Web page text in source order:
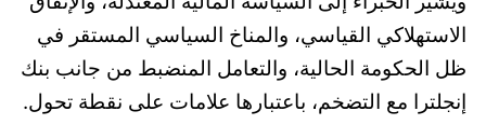
الاستهلاكي القياسي، والمناخ السياسي المستقر في
ظل الحكومة الحالية، والتعامل المنضبط من جانب بنك
إنجلترا مع التضخم، باعتبارها علامات على نقطة تحول.